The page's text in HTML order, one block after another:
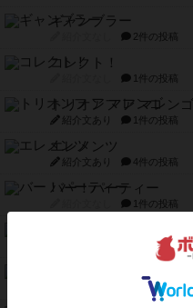
ギャンブラー
2件の投稿
コレクト！
1件の投稿
トリオンフ ア マレンゴ
紹介文あり 1件の投稿
エレメンツ
紹介文あり 4件の投稿
バー！パーティー
1件の投稿
1件の投稿
1件の投稿